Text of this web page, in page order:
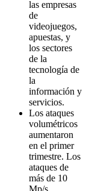
las empresas
de
videojuegos,
apuestas, y
los sectores
de la
tecnología de
la
información y
servicios.
Los ataques
volumétricos
aumentaron
en el primer
trimestre. Los
ataques de
más de 10
Mp/s